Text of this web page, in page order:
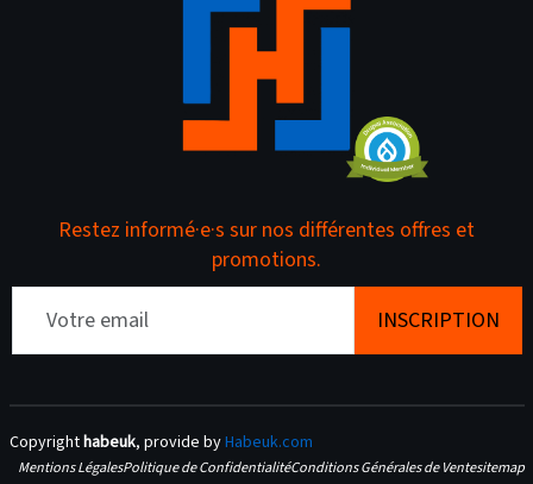
Restez informé·e·s sur nos différentes offres et
promotions.
Copyrighthabeuk, provide byHabeuk.com
Mentions LégalesPolitique de ConfidentialitéConditions Générales de Ventesitemap